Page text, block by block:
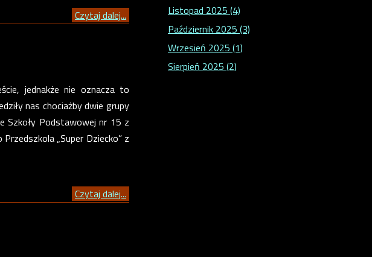
Czytaj dalej...
jednakże nie oznacza to
nas chociażby dwie grupy
Szkoły Podstawowej nr 15 z
„Super Dziecko” z
Czytaj dalej...
Listopad 2025 (4)
Październik 2025 (3)
Wrzesień 2025 (1)
Sierpień 2025 (2)